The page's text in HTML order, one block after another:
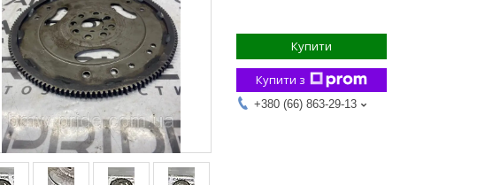
Купити
Купити з
+380 (66) 863-29-13